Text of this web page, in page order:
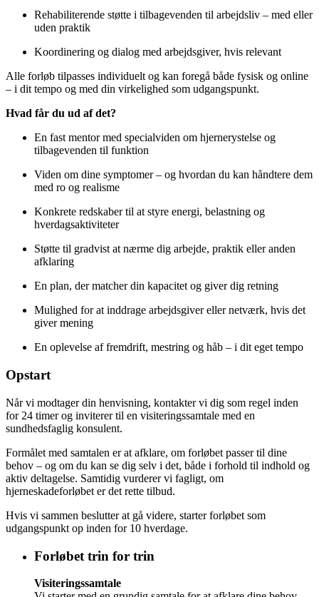
Rehabiliterende støtte i tilbagevenden til arbejdsliv – med eller
uden praktik
Koordinering og dialog med arbejdsgiver, hvis relevant
Alle forløb tilpasses individuelt og kan foregå både fysisk og online
– i dit tempo og med din virkelighed som udgangspunkt.
Hvad får du ud af det?
En fast mentor med specialviden om hjernerystelse og
tilbagevenden til funktion
Viden om dine symptomer – og hvordan du kan håndtere dem
med ro og realisme
Konkrete redskaber til at styre energi, belastning og
hverdagsaktiviteter
Støtte til gradvist at nærme dig arbejde, praktik eller anden
afklaring
En plan, der matcher din kapacitet og giver dig retning
Mulighed for at inddrage arbejdsgiver eller netværk, hvis det
giver mening
En oplevelse af fremdrift, mestring og håb – i dit eget tempo
Opstart
Når vi modtager din henvisning, kontakter vi dig som regel inden
for 24 timer og inviterer til en visiteringssamtale med en
sundhedsfaglig konsulent.
Formålet med samtalen er at afklare, om forløbet passer til dine
behov – og om du kan se dig selv i det, både i forhold til indhold og
aktiv deltagelse. Samtidig vurderer vi fagligt, om
hjerneskadeforløbet er det rette tilbud.
Hvis vi sammen beslutter at gå videre, starter forløbet som
udgangspunkt op inden for 10 hverdage.
Forløbet trin for trin
Visiteringssamtale